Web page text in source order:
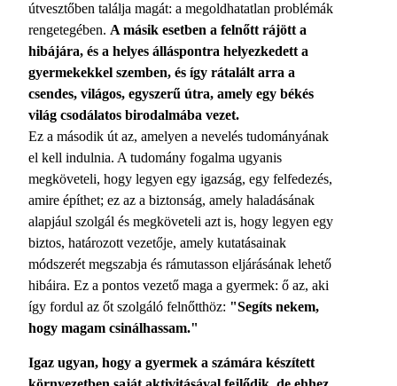
útvesztőben találja magát: a megoldhatatlan problémák
rengetegében. A másik esetben a felnőtt rájött a
hibájára, és a helyes álláspontra helyezkedett a
gyermekekkel szemben, és így rátalált arra a
csendes, világos, egyszerű útra, amely egy békés
világ csodálatos birodalmába vezet.
Ez a második út az, amelyen a nevelés tudományának
el kell indulnia. A tudomány fogalma ugyanis
megköveteli, hogy legyen egy igazság, egy felfedezés,
amire építhet; ez az a biztonság, amely haladásának
alapjául szolgál és megköveteli azt is, hogy legyen egy
biztos, határozott vezetője, amely kutatásainak
módszerét megszabja és rámutasson eljárásának lehető
hibáira. Ez a pontos vezető maga a gyermek: ő az, aki
így fordul az őt szolgáló felnőtthöz: "Segíts nekem,
hogy magam csinálhassam."
Igaz ugyan, hogy a gyermek a számára készített